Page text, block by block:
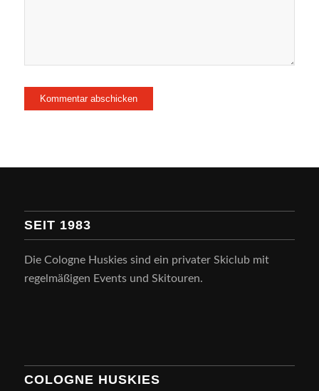
SEIT 1983
Die Cologne Huskies sind ein privater Skiclub mit
regelmäßigen Events und Skitouren.
COLOGNE HUSKIES